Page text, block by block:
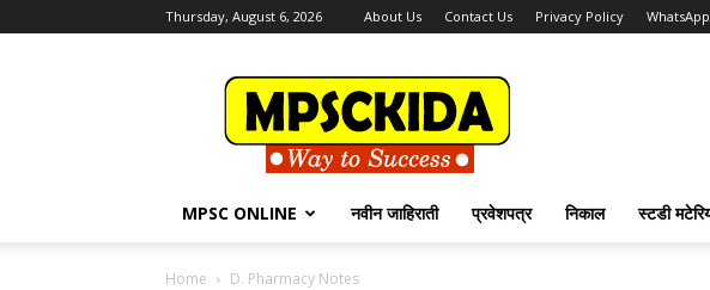
Thursday, August 6, 2026 About Us Contact Us Privacy Policy
MPSCKida.com
सर्व
नवीन
जाहिराती
Letest
Jobs
MPSC ONLINE नवीन जाहिराती प्रवेशपत्र निकाल स्टडी
Home D. Pharmacy Notes